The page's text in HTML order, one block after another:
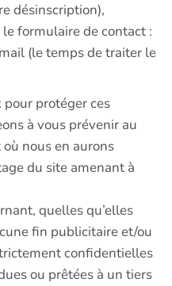
désinscription),
formulaire de contact :
(le temps de traiter le
protéger ces
à vous prévenir au
nous en aurons
du site amenant à
quelles qu’elles
fin publicitaire et/ou
confidentielles
ou prêtées à un tiers